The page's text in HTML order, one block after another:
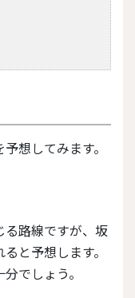
想してみます。
と予想します。
でしょう。